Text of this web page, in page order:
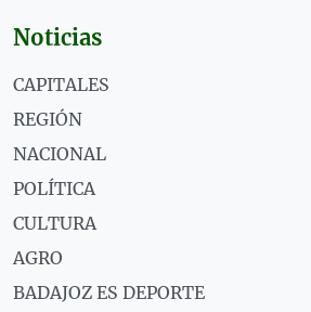
Noticias
CAPITALES
REGIÓN
NACIONAL
POLÍTICA
CULTURA
AGRO
BADAJOZ ES DEPORTE